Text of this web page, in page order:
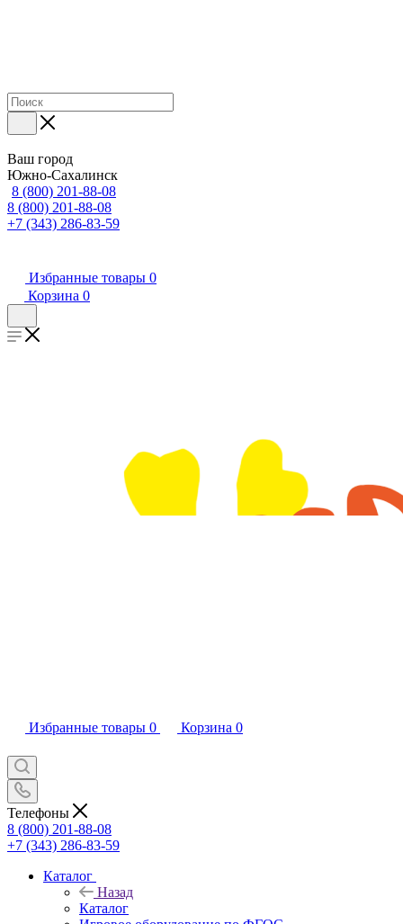
Ваш город
Южно-Сахалинск
8 (800) 201-88-08
8 (800) 201-88-08
+7 (343) 286-83-59
Избранные товары 0
Корзина 0
Избранные товары 0 Корзина 0
Телефоны
8 (800) 201-88-08
+7 (343) 286-83-59
Каталог
Назад
Каталог